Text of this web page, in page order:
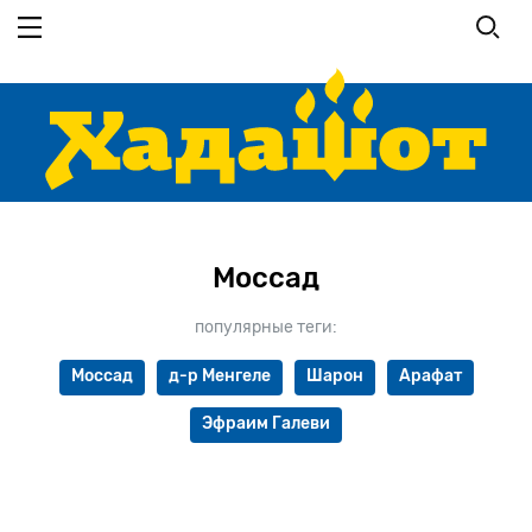
основному
Моссад
популярные теги:
Моссад д-р Менгеле Шарон Арафат
Эфраим Галеви